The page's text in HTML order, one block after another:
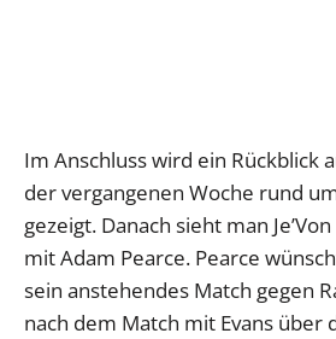
Im Anschluss wird ein Rückblick
der vergangenen Woche rund
gezeigt. Danach sieht man
mit Adam Pearce. Pearce
sein anstehendes Match gegen
nach dem Match mit Evans über